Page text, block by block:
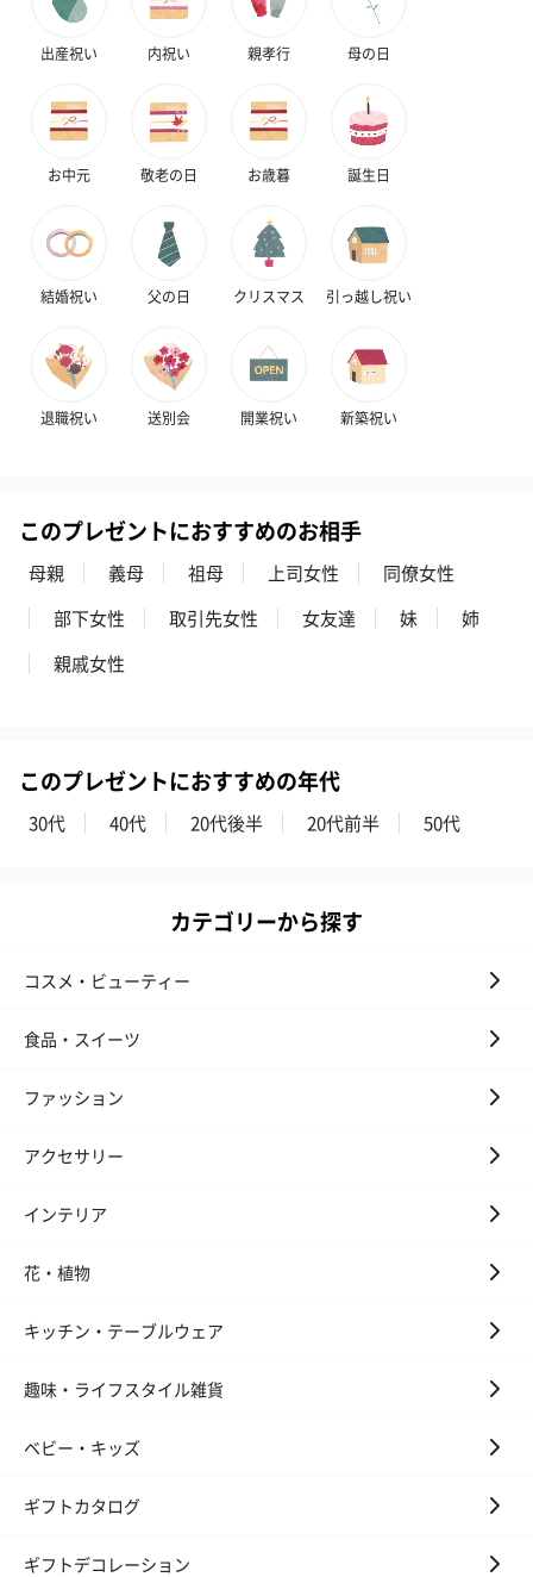
スキンケアグッズ
スキンケアグッズを同梱してお届けします。
ハンドクリーム3本セッ
ト【ありがとう】
（1,100円）
シャワージェル＆ハン
ドクリーム（ピンクグ
レープフルーツ）
リラックスグッズを同梱してお届けします。
かき氷入浴剤4点セット
かき氷入浴剤4点セット
バスフラワー
ハンドタオル・ハンカチ
の＋αにおすすめです。
花束ハンドタオル（ピ
花束ハンドタ
キャンドル・お香を同梱してお届けいたします。
出産祝い 内祝い 親孝行 母の日
お中元 敬老の日 お歳暮 誕生日
結婚祝い 父の日 クリスマス 引っ越し祝い
退職祝い 送別会 開業祝い 新築祝い
このプレゼントにおすすめのお相手
母親 義母 祖母 上司女性
同僚女性
部下女性
取引先女性 女友達 妹
姉
親戚女性
このプレゼントにおすすめの年代
30代 40代 20代後半 20代前半 50代
カテゴリーから探す
コスメ・ビューティー
食品・スイーツ
ファッション
アクセサリー
インテリア
花・植物
キッチン・テーブルウェア
趣味・ライフスタイル雑貨
ベビー・キッズ
ギフトカタログ
ギフトデコレーション